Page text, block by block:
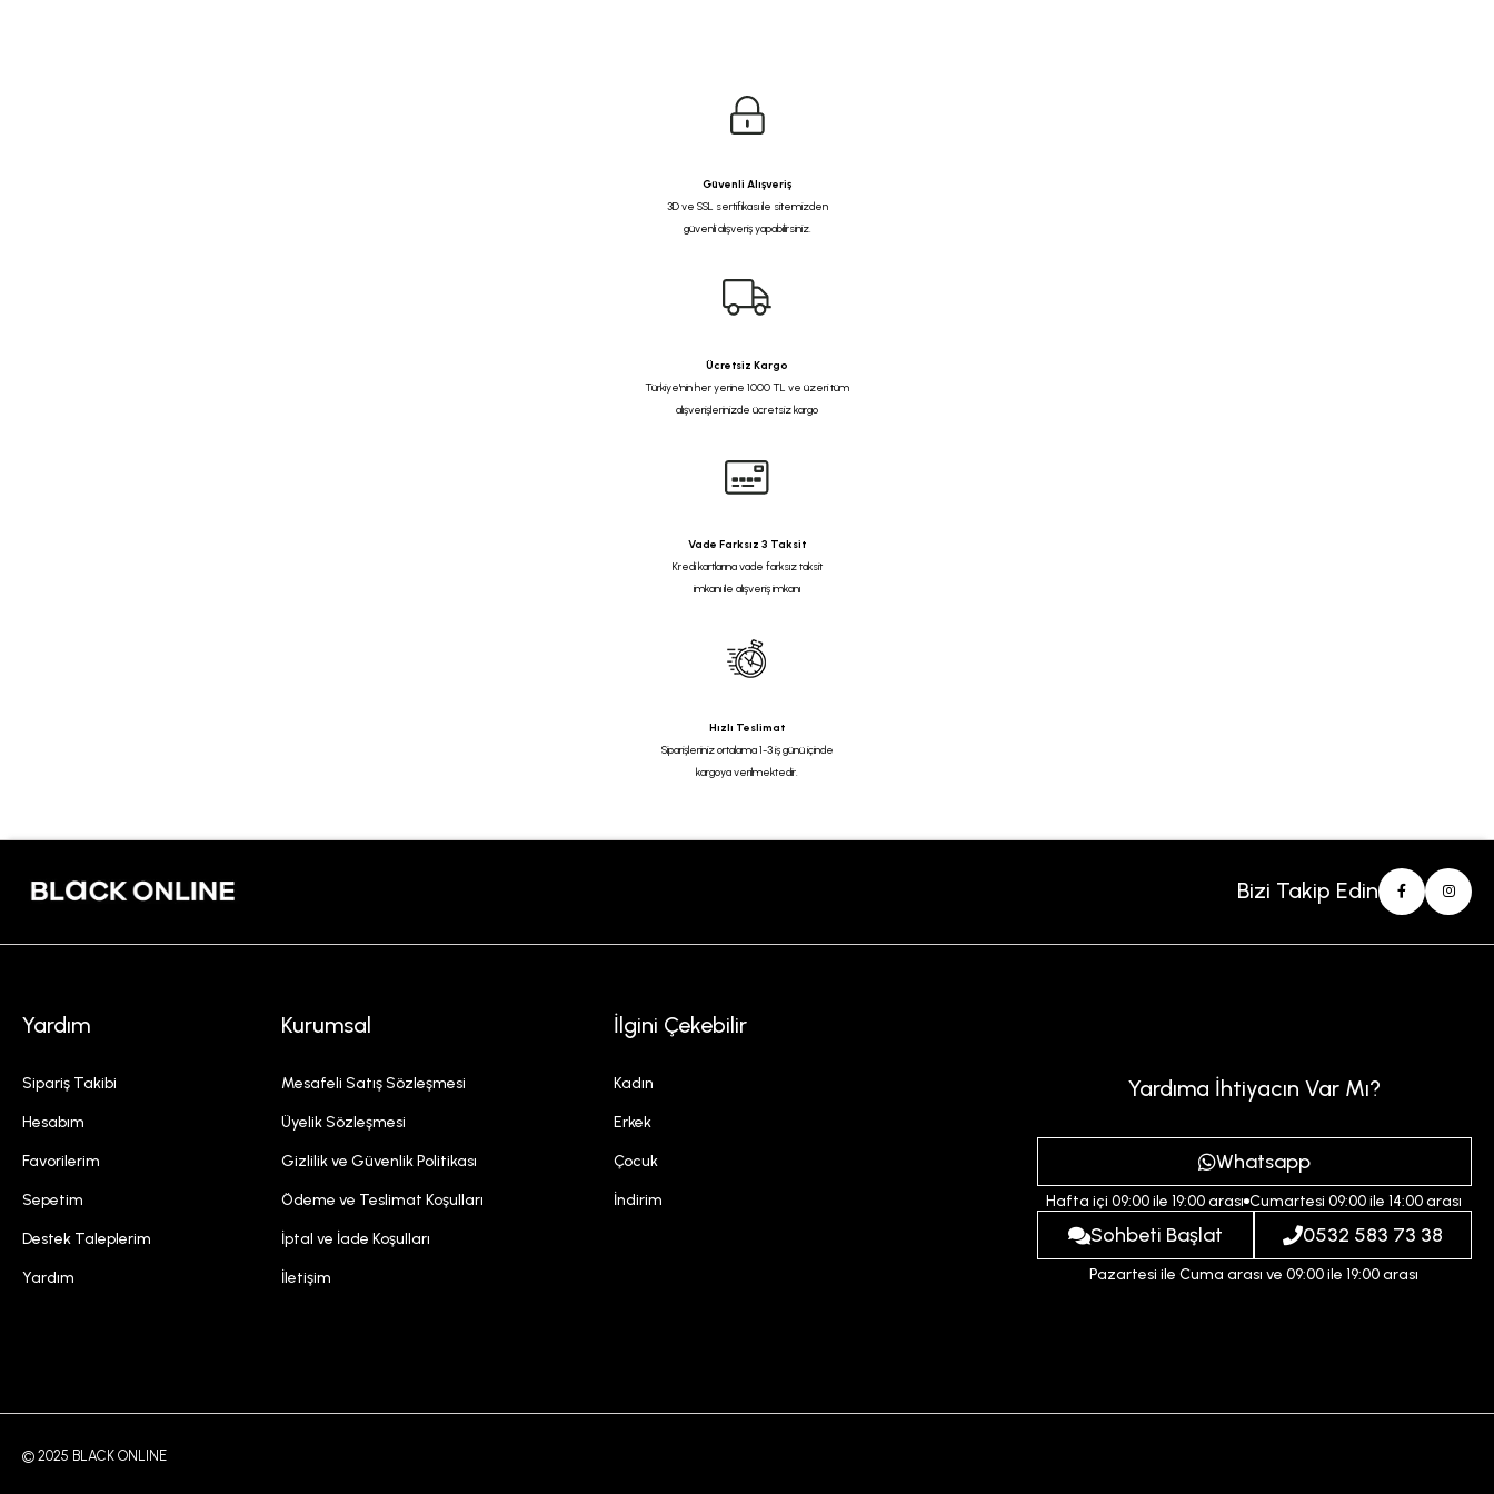
Güvenli Alışveriş
3D ve SSL sertifikası ile sitemizden
güvenli alışveriş yapabilirsiniz.
Ücretsiz Kargo
Türkiye'nin her yerine 1000 TL ve üzeri tüm
alışverişlerinizde ücretsiz kargo
Vade Farksız 3 Taksit
Kredi kartlarına vade farksız taksit
imkanı ile alışveriş imkanı
Hızlı Teslimat
Siparişleriniz ortalama 1-3 iş günü içinde
kargoya verilmektedir.
Bizi Takip Edin
Yardım
Sipariş Takibi
Hesabım
Favorilerim
Sepetim
Destek Taleplerim
Yardım
Kurumsal
Mesafeli Satış Sözleşmesi
Üyelik Sözleşmesi
Gizlilik ve Güvenlik Politikası
Ödeme ve Teslimat Koşulları
İptal ve İade Koşulları
İletişim
İlgini Çekebilir
Kadın
Erkek
Çocuk
İndirim
Yardıma İhtiyacın Var Mı?
Whatsapp
Hafta içi 09:00 ile 19:00 arası Cumartesi 09:00 ile 14:00 arası
Sohbeti Başlat 0532 583 73 38
Pazartesi ile Cuma arası ve 09:00 ile 19:00 arası
© 2025 BLACK ONLINE